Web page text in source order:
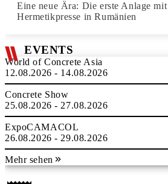
Eine neue Ära: Die erste Anlage
Hermetikpresse in Rumänien
EVENTS
World of Concrete Asia
12.08.2026 - 14.08.2026
Concrete Show
25.08.2026 - 27.08.2026
ExpoCAMACOL
26.08.2026 - 29.08.2026
Mehr sehen